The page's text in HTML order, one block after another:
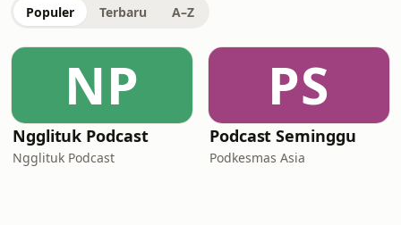
Populer Terbaru A–Z
NP
Ngglituk Podcast
Ngglituk Podcast
PS
Podcast Seminggu
Podkesmas Asia